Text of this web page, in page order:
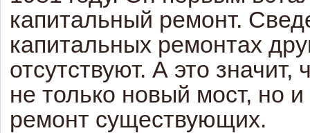
капитальный ремонт.
капитальных ремонтах
отсутствуют. А это
не только новый мост, но
ремонт существующих.